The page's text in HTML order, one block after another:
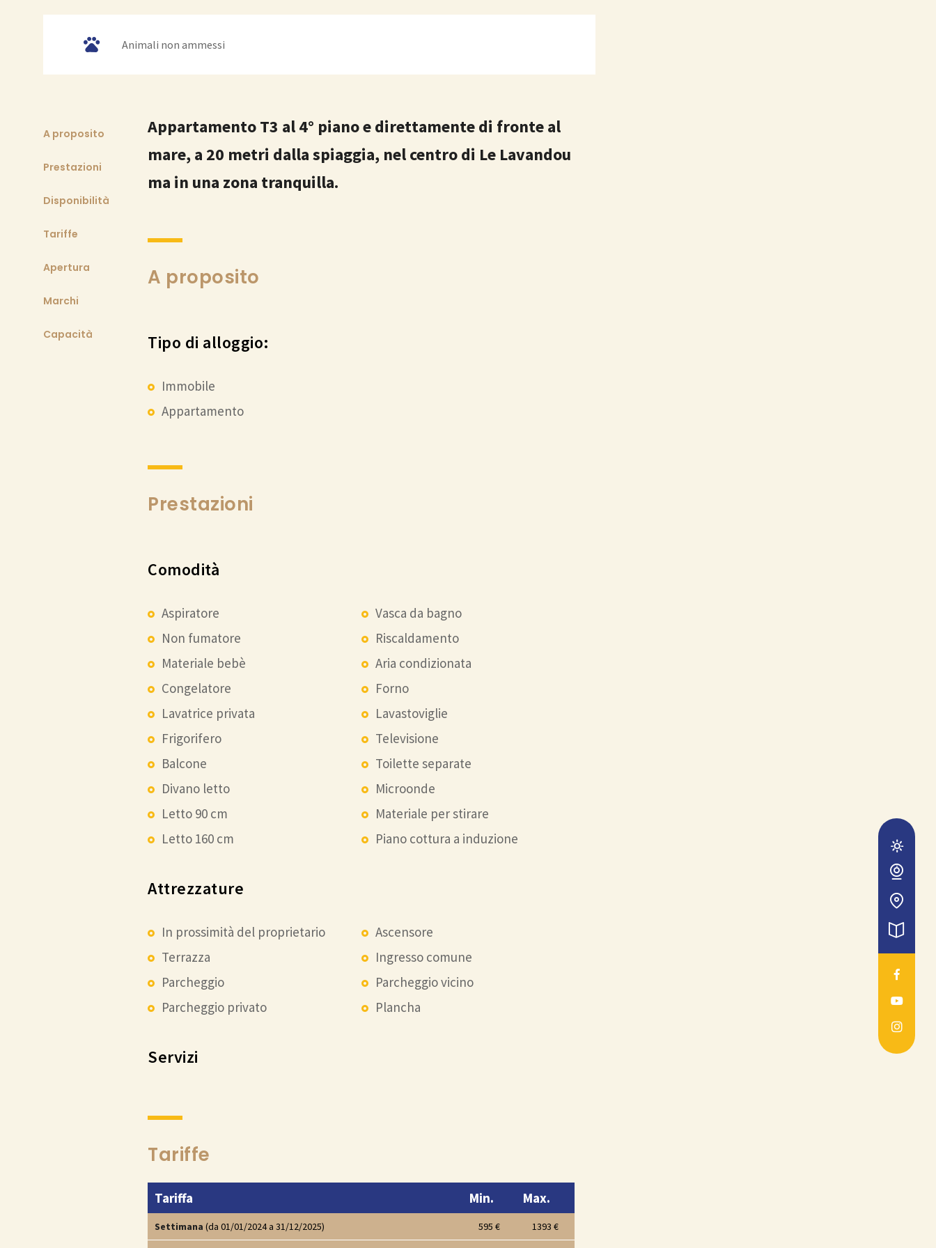
Animali non ammessi
A proposito
Prestazioni
Disponibilità
Tariffe
Apertura
Marchi
Capacità
Appartamento T3 al 4° piano e direttamente di fronte al
mare, a 20 metri dalla spiaggia, nel centro di Le Lavandou
ma in una zona tranquilla.
A proposito
Tipo di alloggio:
Immobile
Appartamento
Prestazioni
Comodità
Aspiratore
Vasca da bagno
Non fumatore
Riscaldamento
Materiale bebè
Aria condizionata
Congelatore
Forno
Lavatrice privata
Lavastoviglie
Frigorifero
Televisione
Balcone
Toilette separate
Divano letto
Microonde
Letto 90 cm
Materiale per stirare
Letto 160 cm
Piano cottura a induzione
Attrezzature
In prossimità del proprietario
Ascensore
Terrazza
Ingresso comune
Parcheggio
Parcheggio vicino
Parcheggio privato
Plancha
Servizi
Tariffe
Tariffa Min. Max.
Settimana (da 01/01/2024 a 31/12/2025) 595 € 1393 €